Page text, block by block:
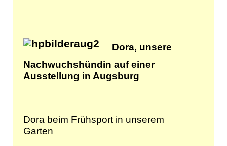
Dora, unsere
Nachwuchshündin auf einer
Ausstellung in Augsburg
Dora beim Frühsport in unserem
Garten